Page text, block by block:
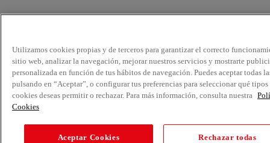
Utilizamos cookies propias y de terceros para garantizar el correcto
sitio web, analizar la navegación, mejorar nuestros servicios y mostrarte
personalizada en función de tus hábitos de navegación. Puedes aceptar todas
pulsando en “Aceptar”, o configurar tus preferencias para seleccionar qué tipos
cookies deseas permitir o rechazar. Para más información, consulta nuestra
Cookies
Aceptar Cookies Rechazar todas